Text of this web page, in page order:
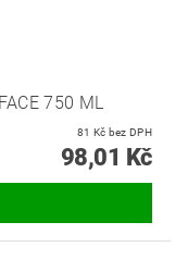
750 ML
81 Kč bez DPH
98,01 Kč